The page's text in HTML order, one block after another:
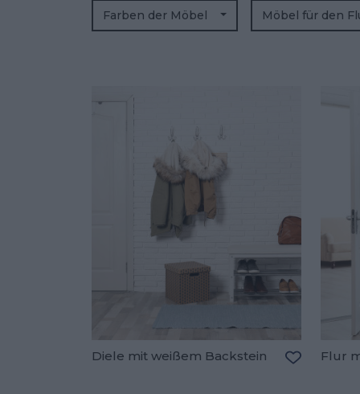
Farben der Möbel Möbel für den
Diele mit weißem Backstein Flur